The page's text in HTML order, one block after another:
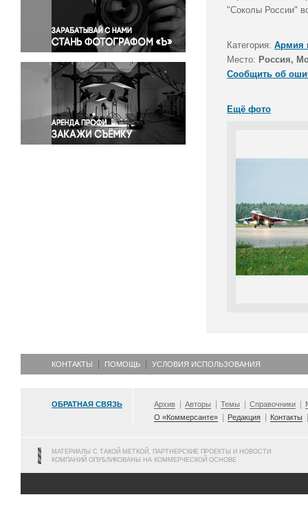
Правосудие
Происшествия и конфликты
Религия
Светская жизнь
Спорт
Экология
Экономика и бизнес
"Соколы России"
Категория: Армия
Место: Россия,
Сообщить об
Ещё фото
КОНТАКТЫ ПОМОЩЬ УСЛОВИЯ ИСПОЛЬЗОВАНИЯ
ОБРАТНАЯ СВЯЗЬ Архив Авторы Темы Справочники
О «Коммерсанте»
Редакция Контакты
МАТЕРИАЛЫ С ТАКОЙ МЕТКОЙ, ПАРТНЕРСКИЕ ПРОЕКТЫ И НОВОСТИ
КОМПАНИЙ ОПУБЛИКОВАНЫ НА КОММЕРЧЕСКОЙ ОСНОВЕ